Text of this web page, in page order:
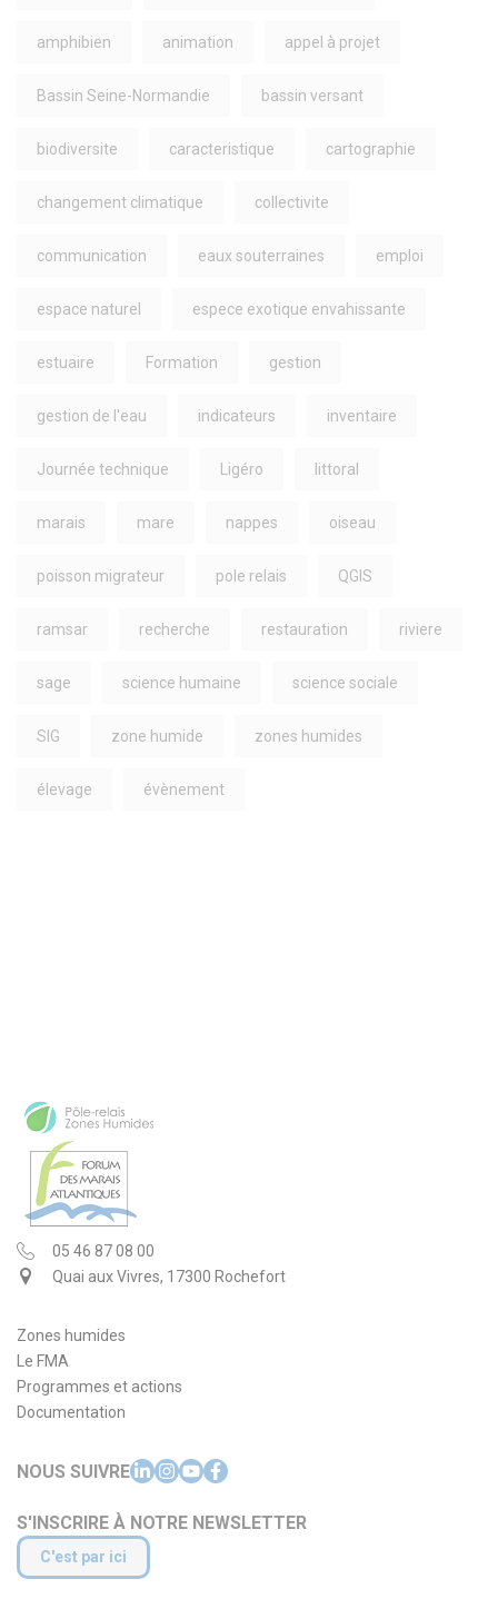
amphibien animation appel à projet
Bassin Seine-Normandie bassin versant
biodiversite caracteristique cartographie
changement climatique collectivite
communication eaux souterraines emploi
espace naturel espece exotique envahissante
estuaire Formation gestion
gestion de l'eau indicateurs inventaire
Journée technique Ligéro littoral
marais mare nappes oiseau
poisson migrateur pole relais QGIS
ramsar recherche restauration riviere
sage science humaine science sociale
SIG zone humide zones humides
élevage évènement
05 46 87 08 00
Quai aux Vivres, 17300 Rochefort
Zones humides
Le FMA
Programmes et actions
Documentation
NOUS SUIVRE
S'INSCRIRE À NOTRE NEWSLETTER
C'est par ici